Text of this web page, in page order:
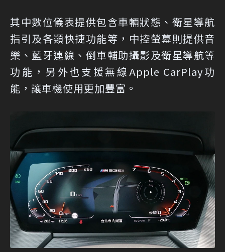
其中數位儀表提供包含車輛狀態、衛星導航
指引及各類快捷功能等，中控螢幕則提供音
樂、藍牙連線、倒車輔助攝影及衛星導航等
功能，另外也支援無線Apple CarPlay功
能，讓車機使用更加豐富。